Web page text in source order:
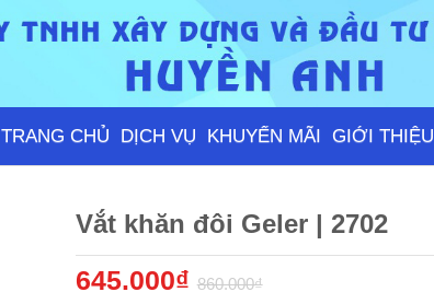
TRANG CHỦ DỊCH VỤ KHUYẾN MÃI GIỚI THIỆU
Vắt khăn đôi Geler | 2702
645.000₫ 860.000₫